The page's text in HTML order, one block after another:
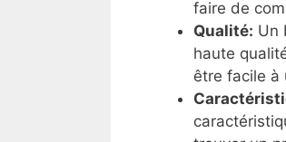
faire de
Qualité: Un
haute
être facile à